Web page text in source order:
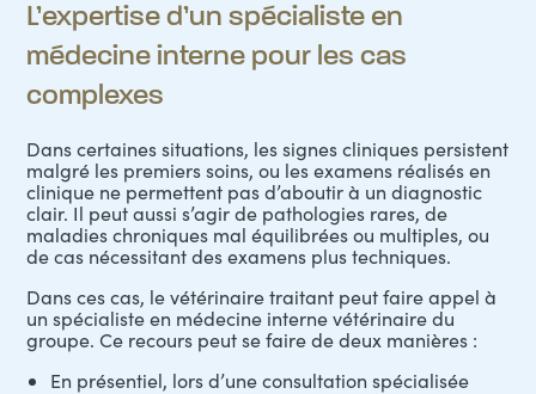
L’expertise d’un spécialiste en
médecine interne pour les cas
complexes
Dans certaines situations, les signes cliniques persistent
malgré les premiers soins, ou les examens réalisés en
clinique ne permettent pas d’aboutir à un diagnostic
clair. Il peut aussi s’agir de pathologies rares, de
maladies chroniques mal équilibrées ou multiples, ou
de cas nécessitant des examens plus techniques.
Dans ces cas, le vétérinaire traitant peut faire appel à
un spécialiste en médecine interne vétérinaire du
groupe. Ce recours peut se faire de deux manières :
En présentiel, lors d’une consultation spécialisée